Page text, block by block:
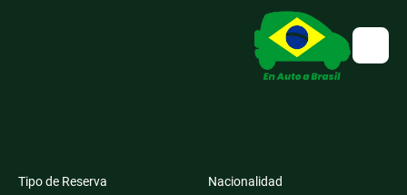
Tipo de Reserva Nacionalidad